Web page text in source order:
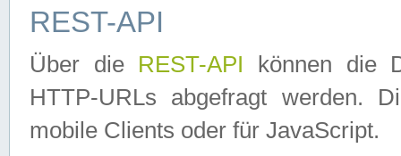
REST-API
Über die REST-API können die
HTTP-URLs abgefragt werden.
mobile Clients oder für JavaScript.